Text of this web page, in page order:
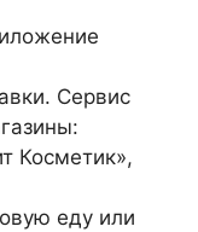
Сервис
Косметик»,
еду или